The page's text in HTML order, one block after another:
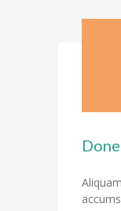
----
----
----